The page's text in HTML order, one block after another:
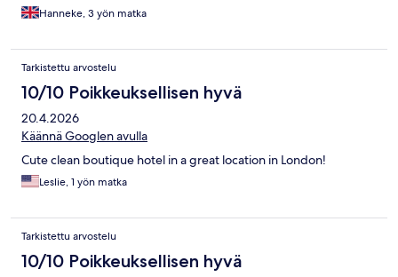
Hanneke, 3 yön matka
Tarkistettu arvostelu
10/10 Poikkeuksellisen hyvä
20.4.2026
Käännä Googlen avulla
Cute clean boutique hotel in a great location in London!
Leslie, 1 yön matka
Tarkistettu arvostelu
10/10 Poikkeuksellisen hyvä